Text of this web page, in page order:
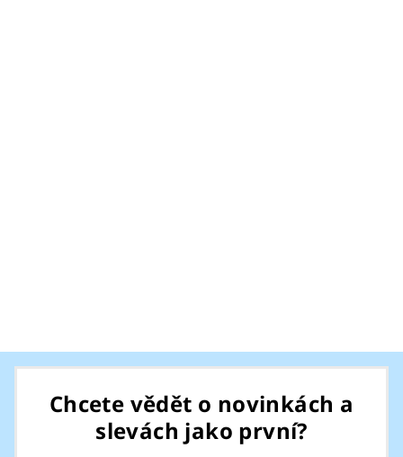
Chcete vědět o novinkách a
slevách jako první?